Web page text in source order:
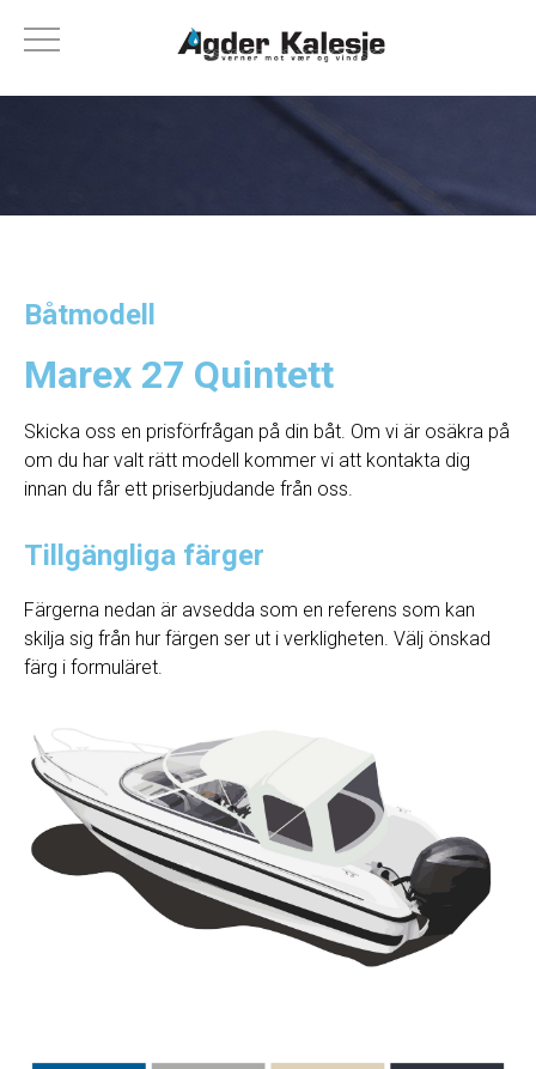
Båtmodell
Marex 27 Quintett
Skicka oss en prisförfrågan på din båt. Om vi ​​är osäkra på
om du har valt rätt modell kommer vi att kontakta dig
innan du får ett priserbjudande från oss.
Tillgängliga färger
Färgerna nedan är avsedda som en referens som kan
skilja sig från hur färgen ser ut i verkligheten. Välj önskad
färg i formuläret.